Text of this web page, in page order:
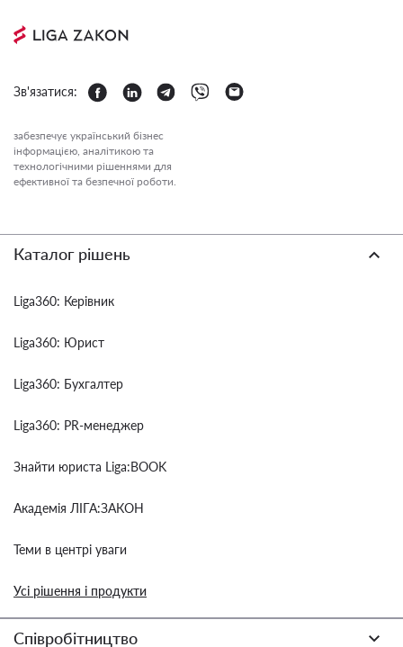
Зв'язатися:
забезпечує український бізнес
інформацією, аналітикою та
технологічними рішеннями для
ефективної та безпечної роботи.
Каталог рішень
Liga360: Керівник
Liga360: Юрист
Liga360: Бухгалтер
Liga360: PR-менеджер
Знайти юриста Liga:BOOK
Академія ЛІГА:ЗАКОН
Теми в центрі уваги
Усі рішення і продукти
Співробітництво